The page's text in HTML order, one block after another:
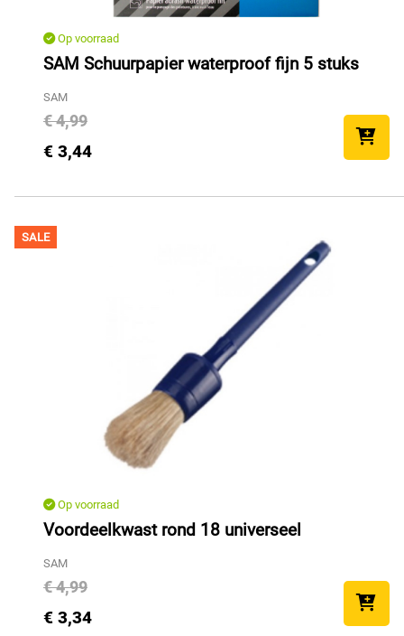
Op voorraad
SAM Schuurpapier waterproof fijn 5 stuks
SAM
€ 4,99
€ 3,44
SALE
Op voorraad
Voordeelkwast rond 18 universeel
SAM
€ 4,99
€ 3,34